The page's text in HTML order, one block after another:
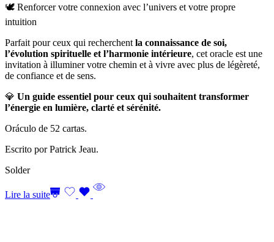
🕊️ Renforcer votre connexion avec l’univers et votre propre
intuition
Parfait pour ceux qui recherchent la connaissance de soi,
l’évolution spirituelle et l’harmonie intérieure, cet oracle est une
invitation à illuminer votre chemin et à vivre avec plus de légèreté,
de confiance et de sens.
💎 Un guide essentiel pour ceux qui souhaitent transformer
l’énergie en lumière, clarté et sérénité.
Oráculo de 52 cartas.
Escrito por Patrick Jeau.
Solder
Lire la suite